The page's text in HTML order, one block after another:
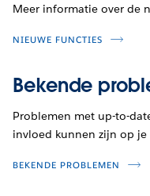
Meer informatie over de
NIEUWE FUNCTIES
Bekende
Problemen met up-to-
invloed kunnen zijn op
BEKENDE PROBLEMEN